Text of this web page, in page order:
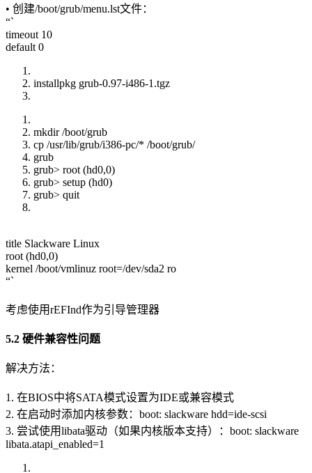
• 创建/boot/grub/menu.lst文件：
“`
timeout 10
default 0
installpkg grub-0.97-i486-1.tgz
mkdir /boot/grub
cp /usr/lib/grub/i386-pc/* /boot/grub/
grub
grub> root (hd0,0)
grub> setup (hd0)
grub> quit
title Slackware Linux
root (hd0,0)
kernel /boot/vmlinuz root=/dev/sda2 ro
“`
考虑使用rEFInd作为引导管理器
5.2 硬件兼容性问题
解决方法：
1. 在BIOS中将SATA模式设置为IDE或兼容模式
2. 在启动时添加内核参数：boot: slackware hdd=ide-scsi
3. 尝试使用libata驱动（如果内核版本支持）：boot: slackware
libata.atapi_enabled=1